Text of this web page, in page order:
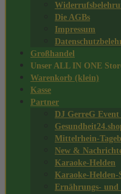
Die AGBs
Impressum
Großhandel
Unser ALL IN ONE
Warenkorb (klein)
Kasse
Partner
DJ GerreG Event
Mittelrhein-
New &
Karaoke-Helden
Karaoke-Helden-
Ernährungs- und